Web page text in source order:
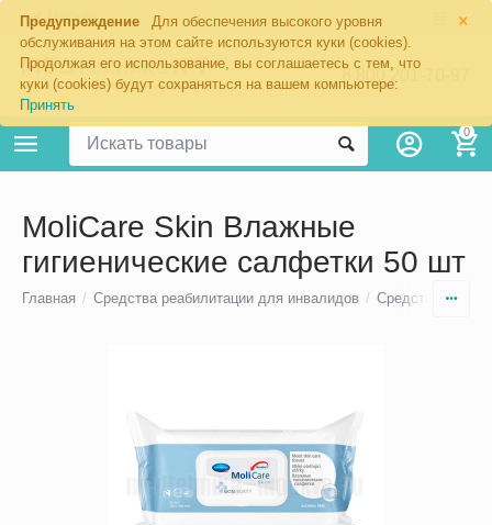
×
Предупреждение
Для обеспечения высокого уровня
обслуживания на этом сайте используются куки (cookies).
Продолжая его использование, вы соглашаетесь с тем, что
куки (cookies) будут сохраняться на вашем компьютере:
Принять
Москва
8 800 201-70-97
0
MoliCare Skin Влажные
гигиенические салфетки 50 шт
Главная / Средства реабилитации для инвалидов / Средства для